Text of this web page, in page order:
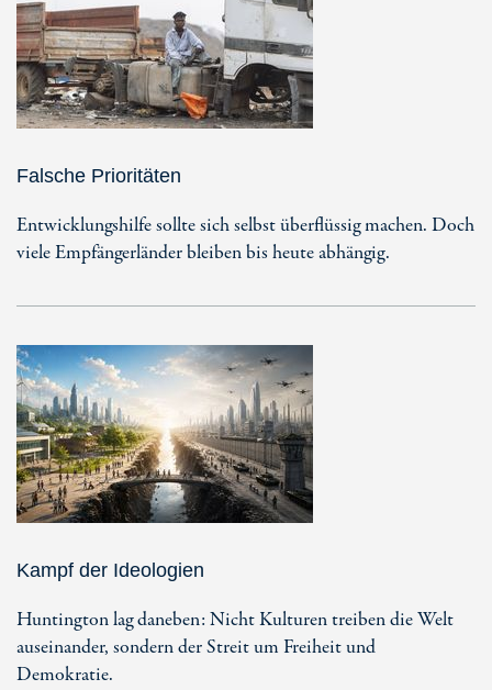
Falsche Prioritäten
Entwicklungshilfe sollte sich selbst überflüssig machen. Doch
viele Empfängerländer bleiben bis heute abhängig.
Kampf der Ideologien
Huntington lag daneben: Nicht Kulturen treiben die Welt
auseinander, sondern der Streit um Freiheit und
Demokratie.